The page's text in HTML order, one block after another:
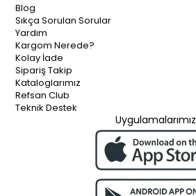
Blog
Sıkça Sorulan Sorular
Yardım
Kargom Nerede?
Kolay İade
Sipariş Takip
Kataloglarımız
Refsan Club
Teknik Destek
Uygulamalarımız